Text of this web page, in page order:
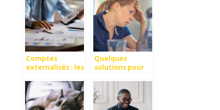
Comptes
externalisés : les
l’entreprise
Quelques
solutions pour
au travail